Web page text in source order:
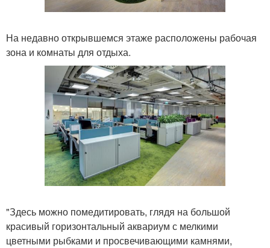
На недавно открывшемся этаже расположены рабочая
зона и комнаты для отдыха.
"Здесь можно помедитировать, глядя на большой
красивый горизонтальный аквариум с мелкими
цветными рыбками и просвечивающими камнями,